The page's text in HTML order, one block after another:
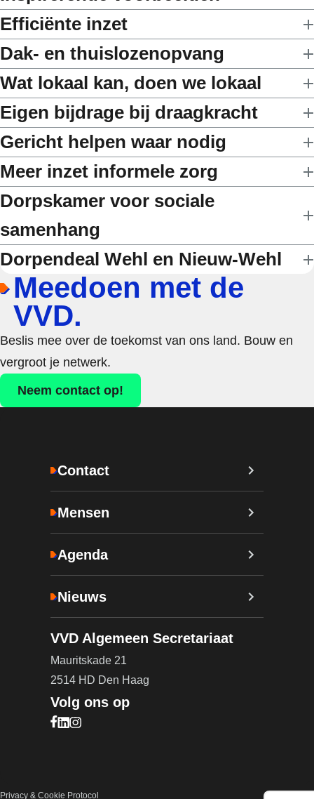
Efficiënte inzet
Dak- en thuislozenopvang
Wat lokaal kan, doen we lokaal
Eigen bijdrage bij draagkracht
Gericht helpen waar nodig
Meer inzet informele zorg
Dorpskamer voor sociale
samenhang
Dorpendeal Wehl en Nieuw-Wehl
Meedoen met de
VVD.
Beslis mee over de toekomst van ons land. Bouw en
vergroot je netwerk.
Neem contact op!
Contact
Mensen
Agenda
Nieuws
VVD Algemeen Secretariaat
Mauritskade 21
2514 HD Den Haag
Volg ons op
Bezoek onze Facebook pagina (opent in nieuw
Bezoek onze LinkedIn pagina (opent in nieuw
Bezoek onze Instagram pagina (opent in
Privacy & Cookie Protocol